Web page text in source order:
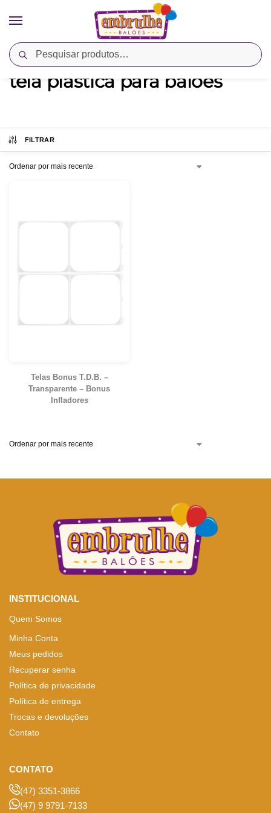
Pesquisar
Início Produtos marcados com a tag “tela plastica para baloes”
tela plastica para baloes
FILTRAR
Telas Bonus T.D.B. –
Transparente – Bonus
Infladores
INSTITUCIONAL
Quem Somos
Minha Conta
Meus pedidos
Recuperar senha
Política de privacidade
Política de entrega
Trocas e devoluções
Contato
CONTATO
(47) 3351-3866
(47) 9 9791-7133